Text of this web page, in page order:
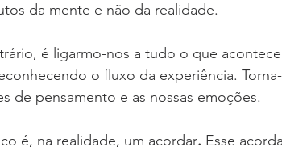
da mente e não da realidade.
é ligarmo-nos a tudo o que
o fluxo da experiência.
de pensamento e as nossas emoções.
é, na realidade, um acordar. Esse